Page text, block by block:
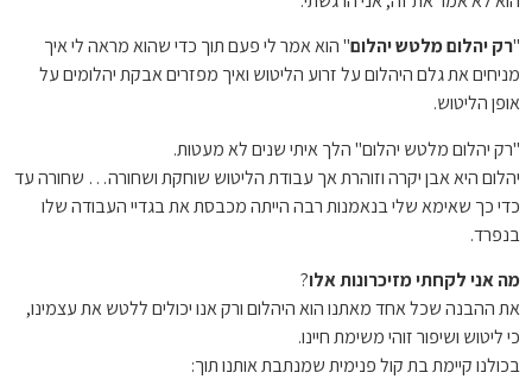
"רק יהלום מלטש יהלום" הוא אמר לי פעם תוך כדי שהוא מראה לי איך
מניחים את גלם היהלום על זרוע הליטוש ואיך מפזרים אבקת יהלומים על
אופן הליטוש.
"רק יהלום מלטש יהלום" הלך איתי שנים לא מעטות.
יהלום היא אבן יקרה וזוהרת אך עבודת הליטוש שוחקת ושחורה… שחורה עד
כדי כך שאימא שלי בנאמנות רבה הייתה מכבסת את בגדיי העבודה שלו
בנפרד.
מה אני לקחתי מזיכרונות אלו?
את ההבנה שכל אחד מאתנו הוא היהלום ורק אנו יכולים ללטש את עצמינו,
כי ליטוש ושיפור זוהי משימת חיינו.
בכולנו קיימת בת קול פנימית שמנתבת אותנו תוך: